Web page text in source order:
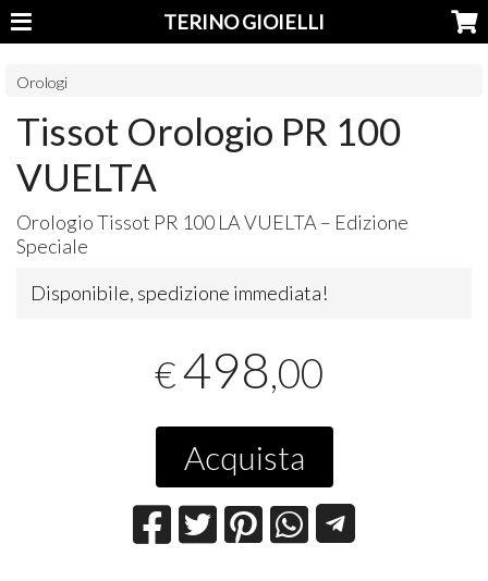
TERINO GIOIELLI
Orologi
Tissot Orologio PR 100
VUELTA
Orologio Tissot PR 100 LAVUELTA – Edizione
Speciale
Disponibile, spedizione immediata!
€498,00
Acquista